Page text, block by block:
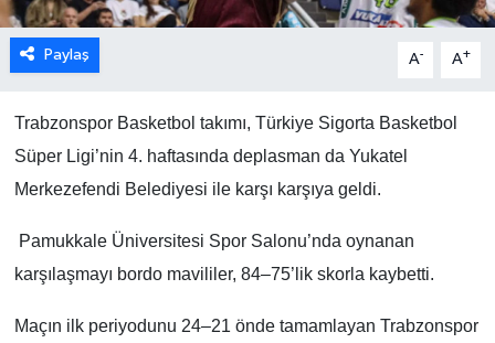
Paylaş A- A+
Trabzonspor Basketbol takımı, Türkiye Sigorta Basketbol
Süper Ligi’nin 4. haftasında deplasman da Yukatel
Merkezefendi Belediyesi ile karşı karşıya geldi.
Pamukkale Üniversitesi Spor Salonu’nda oynanan
karşılaşmayı bordo mavililer, 84–75’lik skorla kaybetti.
Maçın ilk periyodunu 24–21 önde tamamlayan Trabzonspor